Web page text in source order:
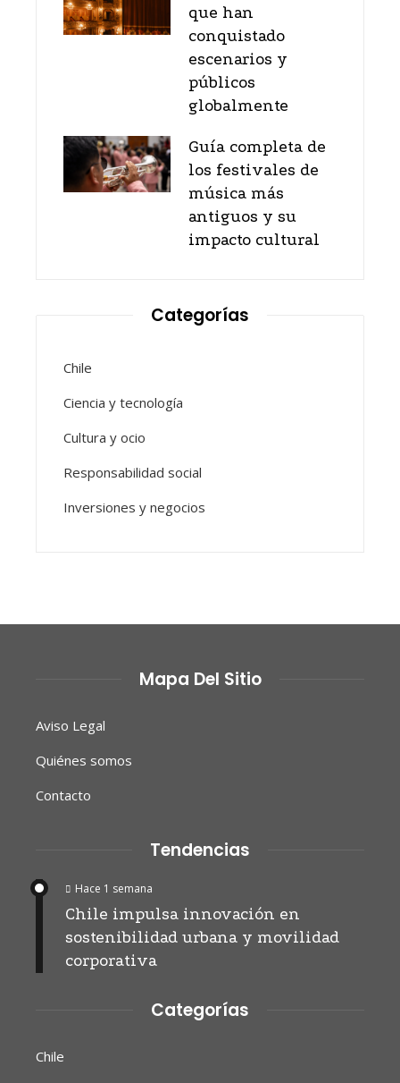
que han
conquistado
escenarios y
públicos
globalmente
Guía completa de
los festivales de
música más
antiguos y su
impacto cultural
Categorías
Chile
Ciencia y tecnología
Cultura y ocio
Responsabilidad social
Inversiones y negocios
Mapa Del Sitio
Aviso Legal
Quiénes somos
Contacto
Tendencias
Hace 1 semana
Chile impulsa innovación en
sostenibilidad urbana y movilidad
corporativa
Categorías
Chile